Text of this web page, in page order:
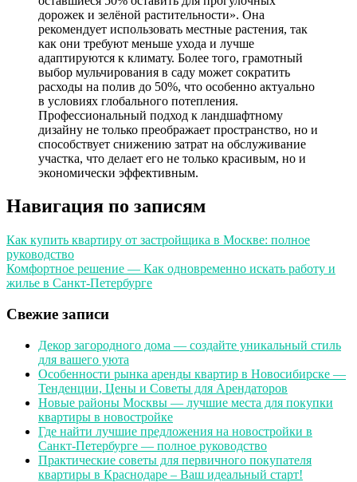
дорожек и зелёной растительности». Она
рекомендует использовать местные растения, так
как они требуют меньше ухода и лучше
адаптируются к климату. Более того, грамотный
выбор мульчирования в саду может сократить
расходы на полив до 50%, что особенно актуально
в условиях глобального потепления.
Профессиональный подход к ландшафтному
дизайну не только преображает пространство, но и
способствует снижению затрат на обслуживание
участка, что делает его не только красивым, но и
экономически эффективным.
Навигация по записям
Как купить квартиру от застройщика в Москве: полное
руководство
Комфортное решение — Как одновременно искать работу и
жилье в Санкт-Петербурге
Свежие записи
Декор загородного дома — создайте уникальный стиль
для вашего уюта
Особенности рынка аренды квартир в Новосибирске —
Тенденции, Цены и Советы для Арендаторов
Новые районы Москвы — лучшие места для покупки
квартиры в новостройке
Где найти лучшие предложения на новостройки в
Санкт-Петербурге — полное руководство
Практические советы для первичного покупателя
квартиры в Краснодаре – Ваш идеальный старт!